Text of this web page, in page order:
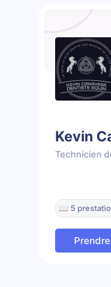
Kevin
Technicien
📖 5